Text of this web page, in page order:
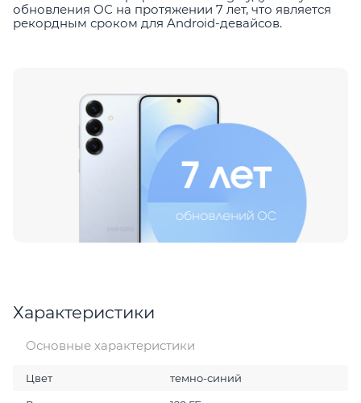
обновления ОС на протяжении 7 лет, что является
рекордным сроком для Android-девайсов.
Характеристики
Основные характеристики
Цвет темно-синий